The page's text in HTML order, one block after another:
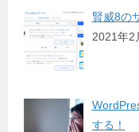
賢威8の
2021年2
する！